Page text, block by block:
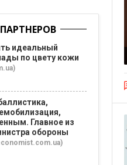
идеальный
по цвету кожи
Главное из
обороны